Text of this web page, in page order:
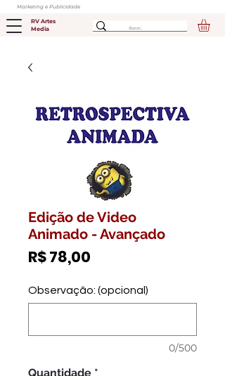
Marketing e Publicidade
RV Artes
Media
Edição de Video
Animado - Avançado
R$ 78,00
Observação: (opcional)
0/500
Quantidade *